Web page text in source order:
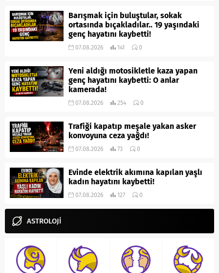
Barışmak için buluştular, sokak
ortasında bıçakladılar.. 19 yaşındaki
genç hayatını kaybetti!
07.08.2026 141 0
Yeni aldığı motosikletle kaza yapan
genç hayatını kaybetti: O anlar
kamerada!
07.08.2026 254 0
Trafiği kapatıp meşale yakan asker
konvoyuna ceza yağdı!
07.08.2026 73 0
Evinde elektrik akımına kapılan yaşlı
kadın hayatını kaybetti!
07.08.2026 127 0
ASTROLOJİ